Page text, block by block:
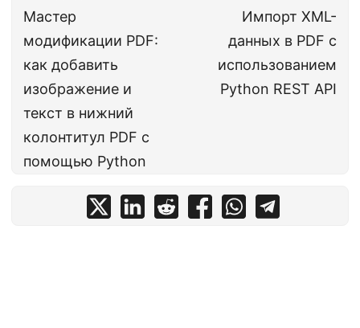
Мастер
модификации PDF:
как добавить
изображение и
текст в нижний
колонтитул PDF с
помощью Python
Импорт XML-
данных в PDF с
использованием
Python REST API